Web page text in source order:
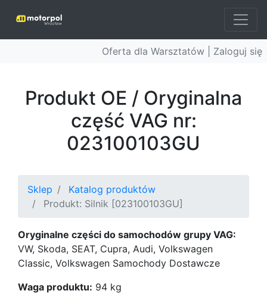
Oferta dla Warsztatów | Zaloguj się
Produkt OE / Oryginalna
część VAG nr:
023100103GU
Sklep
Katalog produktów
Produkt: Silnik [023100103GU]
Oryginalne części do samochodów grupy VAG:
VW, Skoda, SEAT, Cupra, Audi, Volkswagen
Classic, Volkswagen Samochody Dostawcze
Waga produktu: 94 kg